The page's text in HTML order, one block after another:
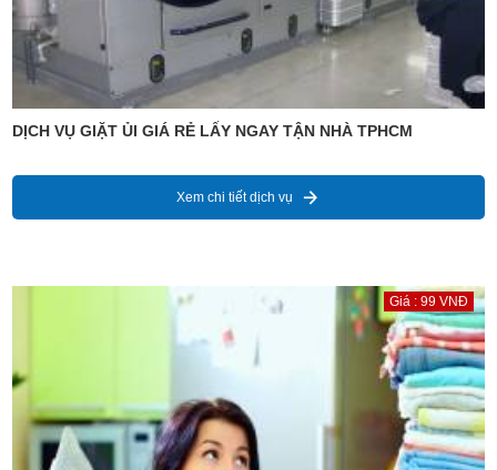
DỊCH VỤ GIẶT ỦI GIÁ RẺ LẤY NGAY TẬN NHÀ TPHCM
Xem chi tiết dịch vụ
Giá : 99 VNĐ